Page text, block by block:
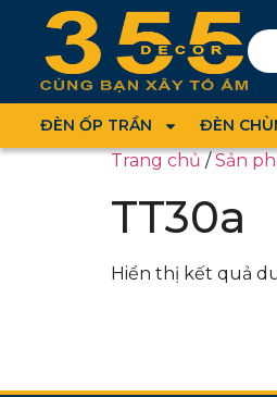
ĐÈN ỐP TRẦN ĐÈN
Trang chủ/Sản
TT30a
Hiển thị kết quả